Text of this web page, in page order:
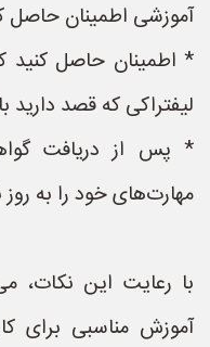
آموزشی اطمینان حاصل
* اطمینان حاصل کنید
لیفتراکی که قصد دارید
* پس از دریافت
مهارت‌های خود را به روز
با رعایت این نکات،
آموزش مناسبی برای